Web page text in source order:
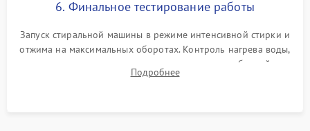
6. Финальное тестирование работы
Запуск стиральной машины в режиме интенсивной стирки и
отжима на максимальных оборотах. Контроль нагрева воды,
корректности слива, отсутствия излишних вибраций,
посторонних стуков и протечек под корпусом.
Подробнее